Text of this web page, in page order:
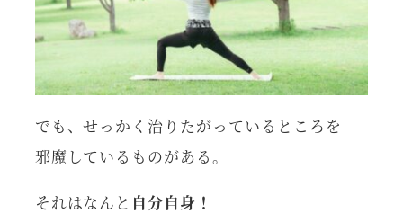
でも、せっかく治りたがっているところを
邪魔しているものがある。
それはなんと 自分自身！